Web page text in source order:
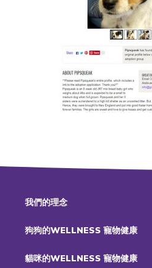
我們的理念
狗狗的WELLNESS 寵物健康
貓咪的WELLNESS 寵物健康